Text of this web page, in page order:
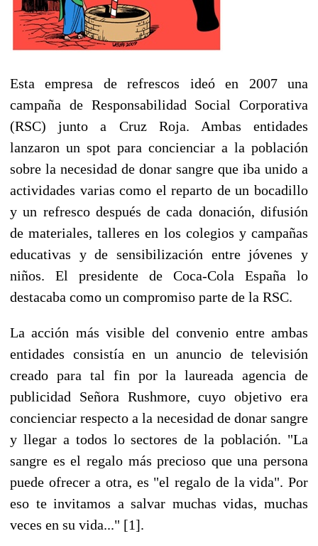
Esta empresa de refrescos ideó en 2007 una
campaña de Responsabilidad Social Corporativa
(RSC) junto a Cruz Roja. Ambas entidades
lanzaron un spot para concienciar a la población
sobre la necesidad de donar sangre que iba unido a
actividades varias como el reparto de un bocadillo
y un refresco después de cada donación, difusión
de materiales, talleres en los colegios y campañas
educativas y de sensibilización entre jóvenes y
niños. El presidente de Coca-Cola España lo
destacaba como un compromiso parte de la RSC.
La acción más visible del convenio entre ambas
entidades consistía en un anuncio de televisión
creado para tal fin por la laureada agencia de
publicidad Señora Rushmore, cuyo objetivo era
concienciar respecto a la necesidad de donar sangre
y llegar a todos lo sectores de la población. "La
sangre es el regalo más precioso que una persona
puede ofrecer a otra, es "el regalo de la vida". Por
eso te invitamos a salvar muchas vidas, muchas
veces en su vida..." [1].